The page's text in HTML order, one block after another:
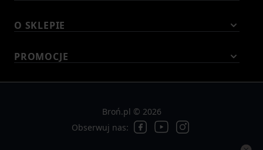
O SKLEPIE
PROMOCJE
Broń.pl © 2026
Obserwuj nas: